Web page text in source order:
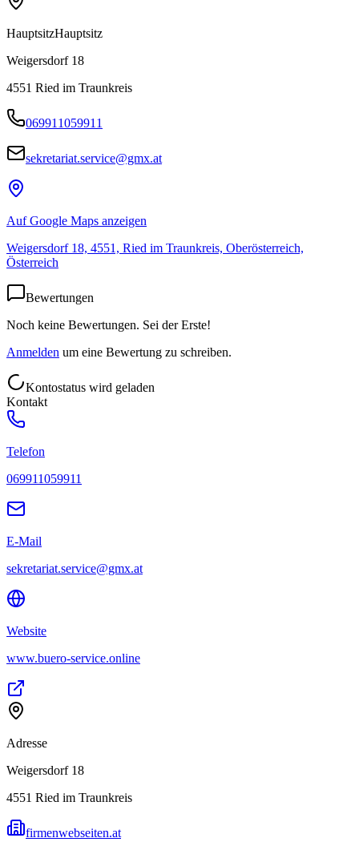
HauptsitzHauptsitz
Weigersdorf 18
4551 Ried im Traunkreis
069911059911
sekretariat.service@gmx.at
Auf Google Maps anzeigen
Weigersdorf 18, 4551, Ried im Traunkreis, Oberösterreich,
Österreich
Bewertungen
Noch keine Bewertungen. Sei der Erste!
Anmelden um eine Bewertung zu schreiben.
Kontostatus wird geladen
Kontakt
Telefon
069911059911
E-Mail
sekretariat.service@gmx.at
Website
www.buero-service.online
Adresse
Weigersdorf 18
4551 Ried im Traunkreis
firmenwebseiten.at